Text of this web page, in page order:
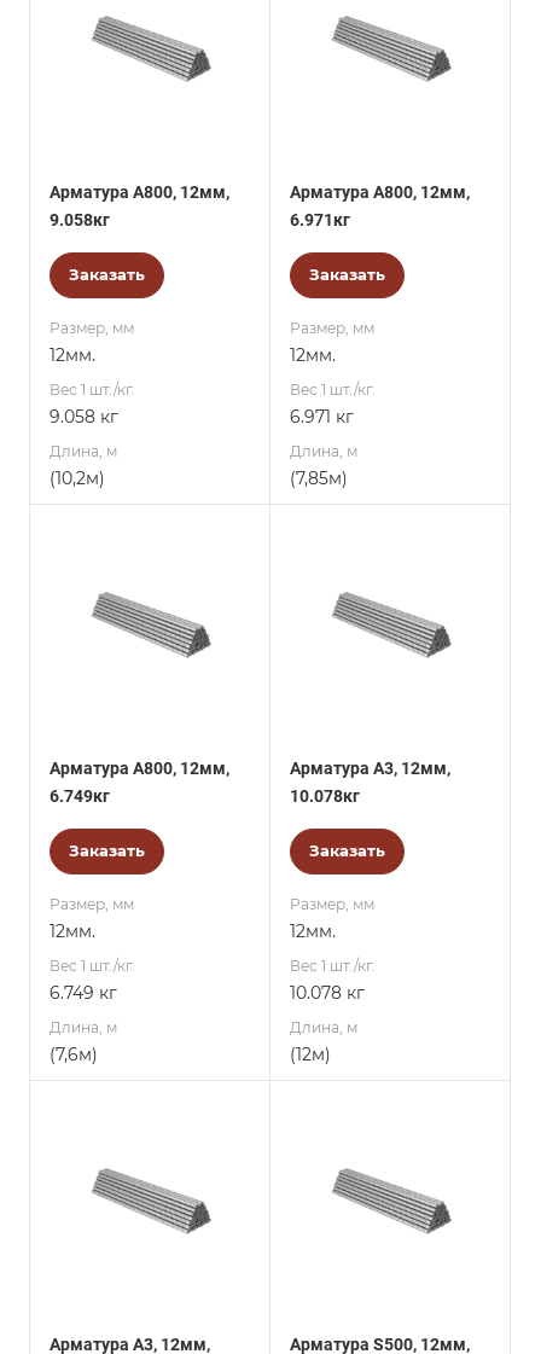
Арматура А800, 12мм,
9.058кг
Заказать
Размер, мм
12мм.
Вес 1 шт./кг.
9.058 кг
Длина, м
(10,2м)
Арматура А800, 12мм,
6.971кг
Заказать
Размер, мм
12мм.
Вес 1 шт./кг.
6.971 кг
Длина, м
(7,85м)
Арматура А800, 12мм,
6.749кг
Заказать
Размер, мм
12мм.
Вес 1 шт./кг.
6.749 кг
Длина, м
(7,6м)
Арматура А3, 12мм,
10.078кг
Заказать
Размер, мм
12мм.
Вес 1 шт./кг.
10.078 кг
Длина, м
(12м)
Арматура А3, 12мм, Арматура S500, 12мм,